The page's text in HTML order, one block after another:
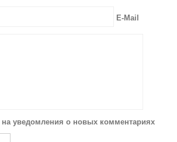
E-Mail
на уведомления о новых комментариях